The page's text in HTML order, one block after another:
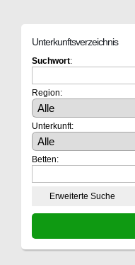
Unterkunftsverzeichnis
Suchwort:
Region:
Unterkunft:
Betten:
Erweiterte Suche